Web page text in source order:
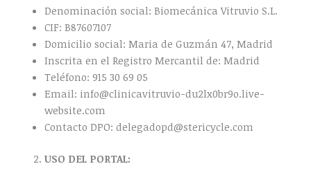
Denominación social: Biomecánica Vitruvio S.L.
CIF: B87607107
Domicilio social: Maria de Guzmán 47, Madrid
Inscrita en el Registro Mercantil de: Madrid
Teléfono: 915 30 69 05
Email: info@clinicavitruvio-du2lx0br9o.live-
website.com
Contacto DPO: delegadopd@stericycle.com
USO DEL PORTAL: